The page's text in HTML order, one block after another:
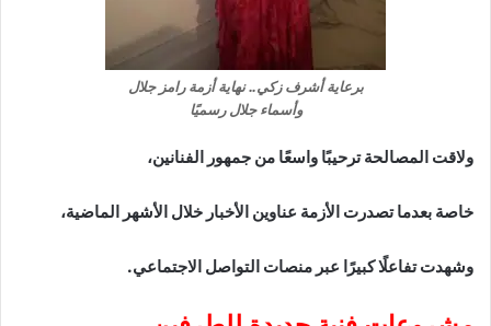
برعاية أشرف زكي.. نهاية أزمة رامز جلال
وأسماء جلال رسميًا
ولاقت المصالحة ترحيبًا واسعًا من جمهور الفنانين،
خاصة بعدما تصدرت الأزمة عناوين الأخبار خلال الأشهر الماضية،
وشهدت تفاعلًا كبيرًا عبر منصات التواصل الاجتماعي.